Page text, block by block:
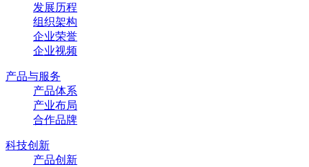
发展历程
组织架构
企业荣誉
企业视频
产品与服务
产品体系
产业布局
合作品牌
科技创新
产品创新